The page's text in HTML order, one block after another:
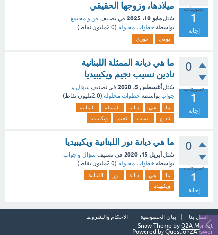
تصويتات
1
إجابة
ميلادها، وزوجها الحقيقي
سُئل مايو 18، 2025 في تصنيف فن و مجتمع
بواسطة خطوات محلوله (2.0مليون نقاط)
يومي خوري
0
تصويتات
1
إجابة
ما هي ديانة الممثلة اللبنانية
نادين نسيب نجيم ويكيبيديا
سُئل أغسطس 5، 2020 في تصنيف سؤال و
جواب بواسطة خطوات محلوله (2.0مليون نقاط)
ما هي ديانة الممثلة
اللبنانية
نادين
نسيب نجيم ويكيبيديا
0
تصويتات
1
إجابة
ما هي ديانة نور اللبنانية ويكيبيديا
سُئل أبريل 15، 2020 في تصنيف سؤال و جواب
بواسطة خطوات محلوله (2.0مليون نقاط)
ما هي ديانة نور
اللبنانية
ويكيبيديا
اتصل بنا بيان الخصوصية
الاحكام والشروط
Snow Theme by Q2A Market
Powered by Question2Answer